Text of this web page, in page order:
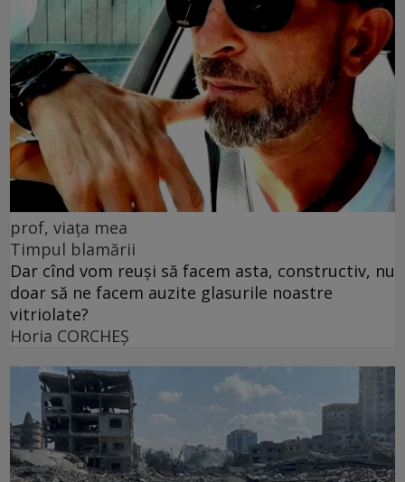
prof, viața mea
Timpul blamării
Dar cînd vom reuși să facem asta, constructiv, nu
doar să ne facem auzite glasurile noastre
vitriolate?
Horia CORCHEŞ